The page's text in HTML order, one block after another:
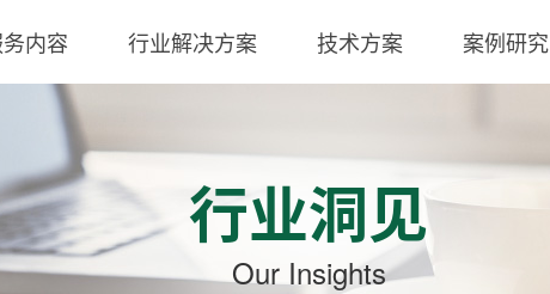
内容 行业解决方案 技术方案 案例研究
行业洞见
Our Insights